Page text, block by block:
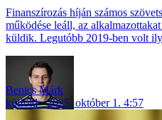
Finanszírozás híján számos
működése leáll, az
küldik. Legutóbb 2019-ben volt
Benics Márk
külföld
2025. október 1. 4:57